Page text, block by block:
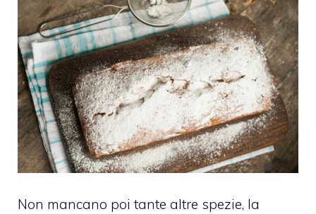
Non mancano poi tante altre spezie, la